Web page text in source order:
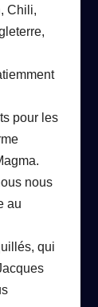
Chili,
pour les
nous
au
qui